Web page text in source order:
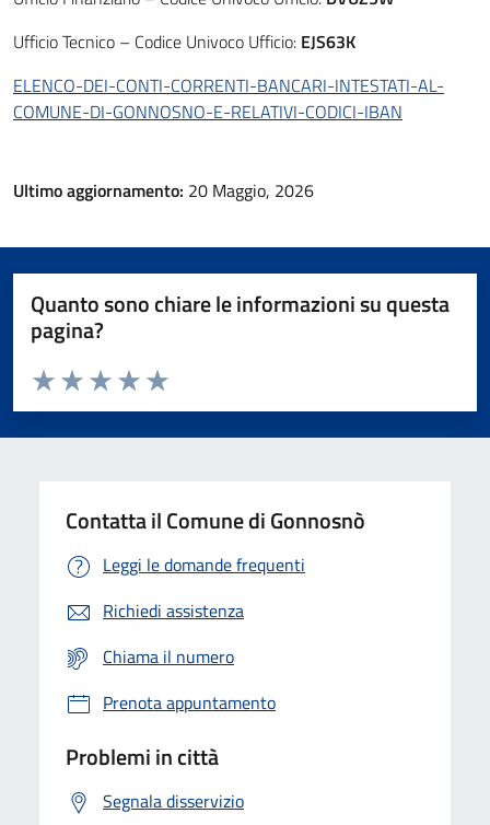
Ufficio Tecnico – Codice Univoco Ufficio: EJS63K
ELENCO-DEI-CONTI-CORRENTI-BANCARI-INTESTATI-AL-
COMUNE-DI-GONNOSNO-E-RELATIVI-CODICI-IBAN
Ultimo aggiornamento: 20 Maggio, 2026
Quanto sono chiare le informazioni su questa
pagina?
Valuta da 1 a 5 stelle la pagina
Valuta 5 stelle su 5
Valuta 4 stelle su 5
Valuta 3 stelle su 5
Valuta 2 stelle su 5
Valuta 1 stelle su 5
Contatta il Comune di Gonnosnò
Leggi le domande frequenti
Richiedi assistenza
Chiama il numero
Prenota appuntamento
Problemi in città
Segnala disservizio